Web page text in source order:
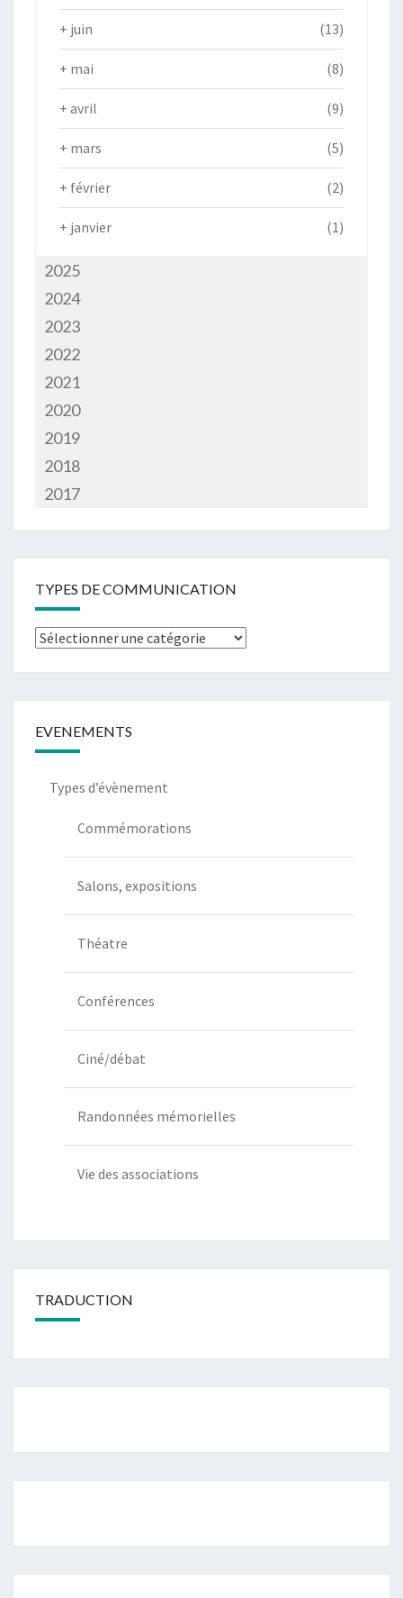
+ juin (13)
+ mai (8)
+ avril (9)
+ mars (5)
+ février (2)
+ janvier (1)
2025
2024
2023
2022
2021
2020
2019
2018
2017
TYPES DE COMMUNICATION
EVENEMENTS
Types d’évènement
Commémorations
Salons, expositions
Théatre
Conférences
Ciné/débat
Randonnées mémorielles
Vie des associations
TRADUCTION